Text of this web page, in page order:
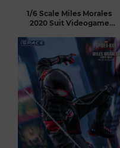
1/6 Scale Miles Morales
2020 Suit Videogame
(Marvel's Spider-Man: Miles
Morales)